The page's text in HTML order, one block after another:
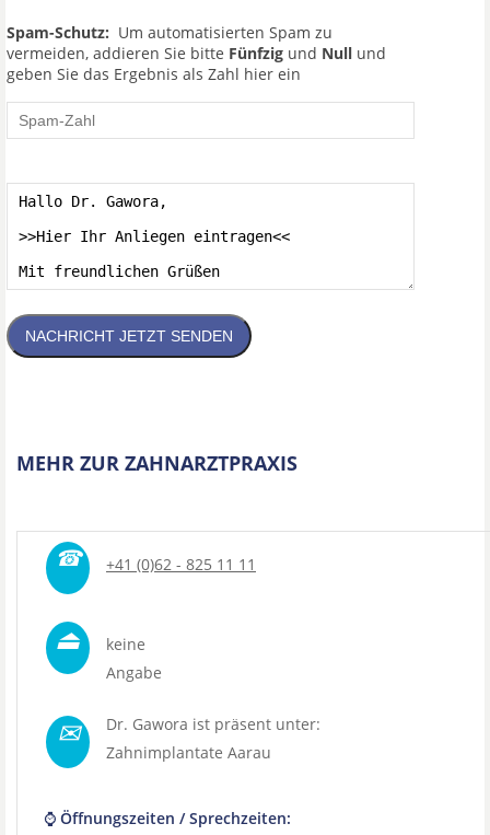
Spam-Schutz: Um automatisierten Spam zu
vermeiden, addieren Sie bitte Fünfzig und Null und
geben Sie das Ergebnis als Zahl hier ein
NACHRICHT JETZT SENDEN
MEHR ZUR ZAHNARZTPRAXIS
☎ +41 (0)62 - 825 11 11
⏏
keine
Angabe
✉
Dr. Gawora ist präsent unter:
Zahnimplantate Aarau
⌚ Öffnungszeiten / Sprechzeiten: